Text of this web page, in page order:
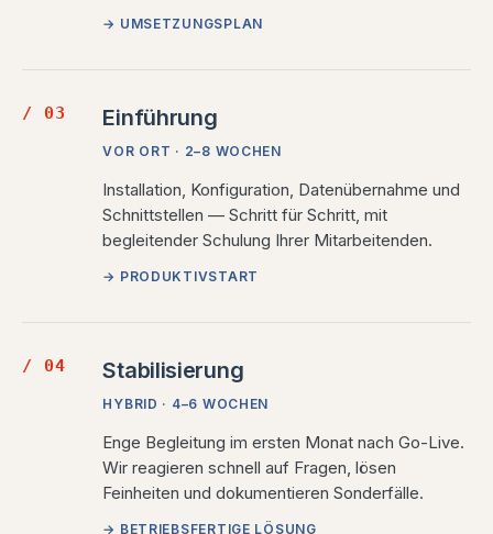
→ UMSETZUNGSPLAN
/ 03 Einführung
VOR ORT · 2–8 WOCHEN
Installation, Konfiguration, Datenübernahme und
Schnittstellen — Schritt für Schritt, mit
begleitender Schulung Ihrer Mitarbeitenden.
→ PRODUKTIVSTART
/ 04 Stabilisierung
HYBRID · 4–6 WOCHEN
Enge Begleitung im ersten Monat nach Go-Live.
Wir reagieren schnell auf Fragen, lösen
Feinheiten und dokumentieren Sonderfälle.
→ BETRIEBSFERTIGE LÖSUNG